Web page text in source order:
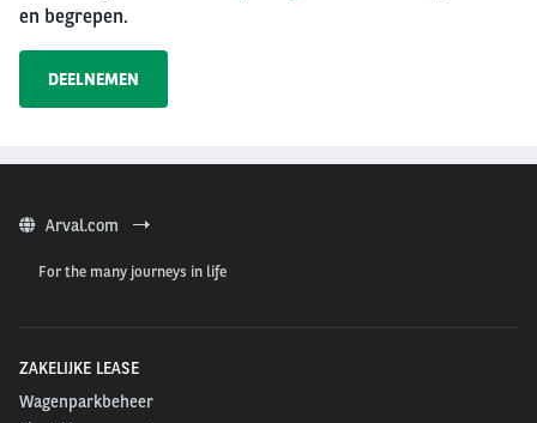
en begrepen.
Arval.com
For the many journeys in life
ZAKELIJKE LEASE
Wagenparkbeheer